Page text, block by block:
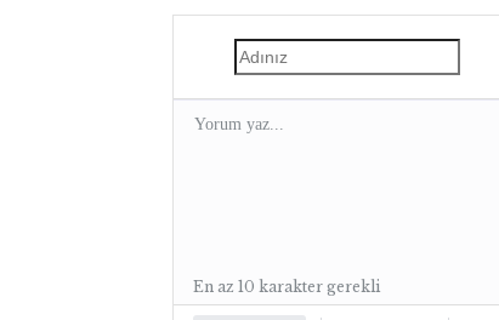
En az 10 karakter gerekli